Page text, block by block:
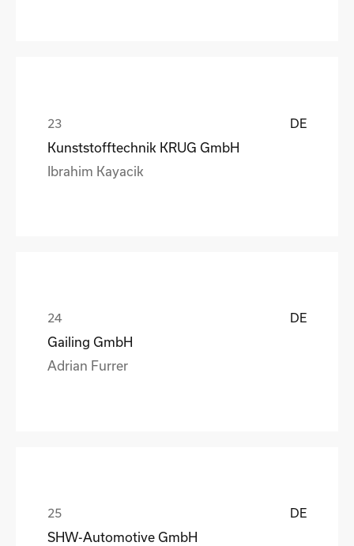
DE
Kunststofftechnik KRUG GmbH
Ibrahim Kayacik
DE
Gailing GmbH
Adrian Furrer
DE
SHW-Automotive GmbH